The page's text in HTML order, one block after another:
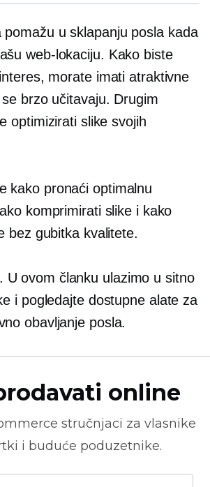
pomažu u sklapanju posla kada
web-lokaciju. Kako biste
morate imati atraktivne
brzo učitavaju. Drugim
optimizirati slike svojih
kako pronaći optimalnu
komprimirati slike i kako
bez gubitka kvalitete.
U ovom članku ulazimo usitno
i pogledajte dostupne alate za
obavljanje posla.
online
stručnjaci za vlasnike
i buduće poduzetnike.